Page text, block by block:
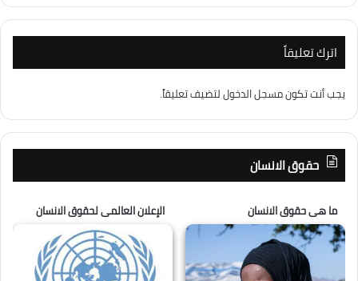
اترك تعليقاً
يجب أنت تكونمسجل الدخوللتضيف تعليقاً.
حقوق الانسان
ما هى حقوق الانسان الإعلان العالمى لحقوق الانسان